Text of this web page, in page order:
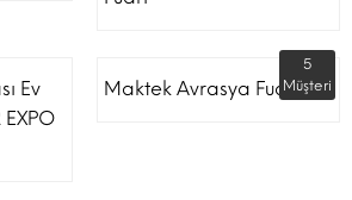
Ev
Maktek Avrasya Fuarı
5
Müşteri